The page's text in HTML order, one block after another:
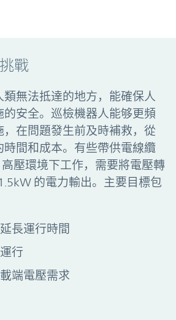
戰
無法抵達的地方，能確保人
的安全。巡檢機器人能够更頻
，在問題發生前及時補救，從
時間和成本。有些帶供電線纜
壓環境下工作，需要將電壓轉
的電力輸出。主要目標包
長運行時間
行
端電壓需求